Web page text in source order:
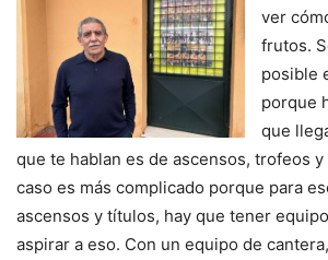
ver
frutos.
posible
porque
que
que te hablan es de ascensos, trofeos y
caso es más complicado porque para
ascensos y títulos, hay que tener
aspirar a eso. Con un equipo de